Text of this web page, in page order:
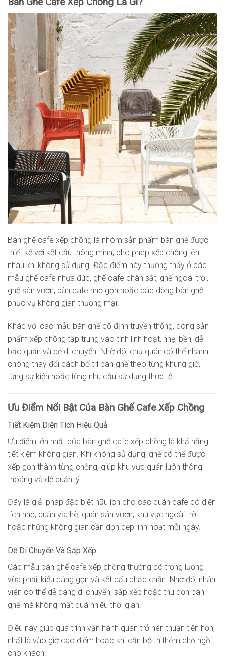
Bàn ghế cafe xếp chồng là nhóm sản phẩm bàn ghế được
thiết kế với kết cấu thông minh, cho phép xếp chồng lên
nhau khi không sử dụng. Đặc điểm này thường thấy ở các
mẫu ghế cafe nhựa đúc, ghế cafe chân sắt, ghế ngoài trời,
ghế sân vườn, bàn cafe nhỏ gọn hoặc các dòng bàn ghế
phục vụ không gian thương mại.
Khác với các mẫu bàn ghế cố định truyền thống, dòng sản
phẩm xếp chồng tập trung vào tính linh hoạt, nhẹ, bền, dễ
bảo quản và dễ di chuyển. Nhờ đó, chủ quán có thể nhanh
chóng thay đổi cách bố trí bàn ghế theo từng khung giờ,
từng sự kiện hoặc từng nhu cầu sử dụng thực tế.
Ưu Điểm Nổi Bật Của Bàn Ghế Cafe Xếp Chồng
Tiết Kiệm Diện Tích Hiệu Quả
Ưu điểm lớn nhất của bàn ghế cafe xếp chồng là khả năng
tiết kiệm không gian. Khi không sử dụng, ghế có thể được
xếp gọn thành từng chồng, giúp khu vực quán luôn thông
thoáng và dễ quản lý.
Đây là giải pháp đặc biệt hữu ích cho các quán cafe có diện
tích nhỏ, quán vỉa hè, quán sân vườn, khu vực ngoài trời
hoặc những không gian cần dọn dẹp linh hoạt mỗi ngày.
Dễ Di Chuyển Và Sắp Xếp
Các mẫu bàn ghế cafe xếp chồng thường có trọng lượng
vừa phải, kiểu dáng gọn và kết cấu chắc chắn. Nhờ đó, nhân
viên có thể dễ dàng di chuyển, sắp xếp hoặc thu dọn bàn
ghế mà không mất quá nhiều thời gian.
Điều này giúp quá trình vận hành quán trở nên thuận tiện hơn,
nhất là vào giờ cao điểm hoặc khi cần bố trí thêm chỗ ngồi
cho khách.